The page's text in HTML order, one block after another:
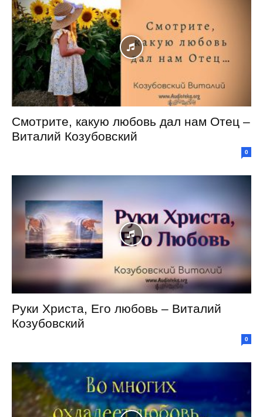
Смотрите, какую любовь дал нам Отец –
Виталий Козубовский
0
Руки Христа, Его любовь – Виталий
Козубовский
0